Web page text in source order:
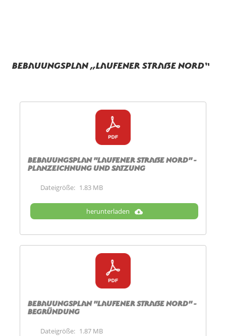
Bebauungsplan „Laufener Straße Nord“
Bebauungsplan "Laufener Straße Nord" -
Planzeichnung und Satzung
Dateigröße: 1.83 MB
herunterladen
Bebauungsplan "Laufener Straße Nord" -
Begründung
Dateigröße: 1.87 MB